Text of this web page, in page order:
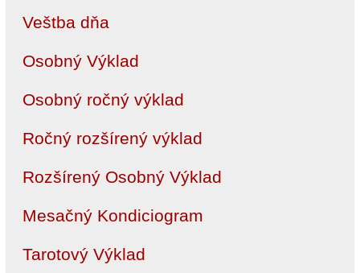
Veštba dňa
Osobný Výklad
Osobný ročný výklad
Ročný rozšírený výklad
Rozšírený Osobný Výklad
Mesačný Kondiciogram
Tarotový Výklad